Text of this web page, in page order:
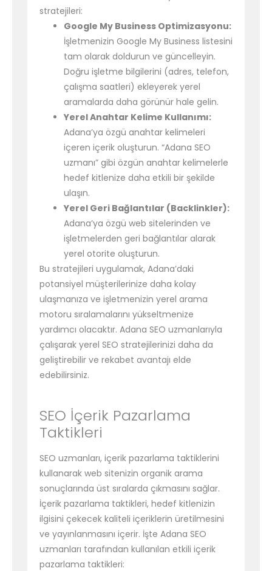
stratejileri:
Google My Business Optimizasyonu:
İşletmenizin Google My Business listesini
tam olarak doldurun ve güncelleyin.
Doğru işletme bilgilerini (adres, telefon,
çalışma saatleri) ekleyerek yerel
aramalarda daha görünür hale gelin.
Yerel Anahtar Kelime Kullanımı:
Adana’ya özgü anahtar kelimeleri
içeren içerik oluşturun. “Adana SEO
uzmanı” gibi özgün anahtar kelimelerle
hedef kitlenize daha etkili bir şekilde
ulaşın.
Yerel Geri Bağlantılar (Backlinkler):
Adana’ya özgü web sitelerinden ve
işletmelerden geri bağlantılar alarak
yerel otorite oluşturun.
Bu stratejileri uygulamak, Adana’daki
potansiyel müşterilerinize daha kolay
ulaşmanıza ve işletmenizin yerel arama
motoru sıralamalarını yükseltmenize
yardımcı olacaktır. Adana SEO uzmanlarıyla
çalışarak yerel SEO stratejilerinizi daha da
geliştirebilir ve rekabet avantajı elde
edebilirsiniz.
SEO İçerik Pazarlama
Taktikleri
SEO uzmanları, içerik pazarlama taktiklerini
kullanarak web sitenizin organik arama
sonuçlarında üst sıralarda çıkmasını sağlar.
İçerik pazarlama taktikleri, hedef kitlenizin
ilgisini çekecek kaliteli içeriklerin üretilmesini
ve yayınlanmasını içerir. İşte Adana SEO
uzmanları tarafından kullanılan etkili içerik
pazarlama taktikleri: